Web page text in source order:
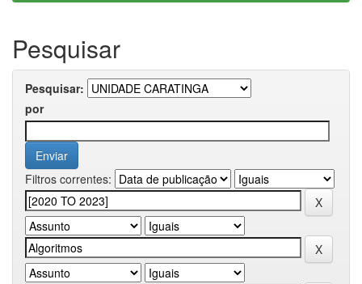
Pesquisar
Pesquisar:
por
Filtros correntes: